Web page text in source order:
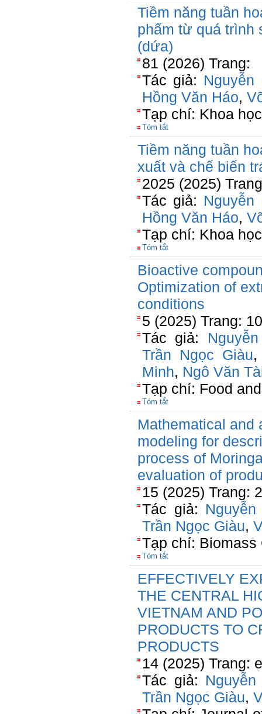
Tiềm năng tuần
phẩm từ quá trình
(dứa)
81 (2026) Trang:
Tác giả: Nguyễn
Hồng Văn Háo,
Tạp chí: Khoa
Tóm tắt
Tiềm năng tuần
xuất và chế biến
2025 (2025)
Tác giả: Nguyễn
Hồng Văn Háo,
Tạp chí: Khoa
Tóm tắt
Bioactive
Optimization of
conditions
5 (2025) Trang:
Tác giả:
Trần Ngọc Giàu
Minh, Ngô Văn
Tạp chí: Food
Tóm tắt
Mathematical and
modeling for
process of
evaluation of
15 (2025) Trang:
Tác giả:
Trần Ngọc Giàu,
Tạp chí: Biomass
Tóm tắt
EFFECTIVELY
THE CENTRAL
VIETNAM AND
PRODUCTS TO
PRODUCTS
14 (2025) Trang:
Tác giả:
Trần Ngọc Giàu,